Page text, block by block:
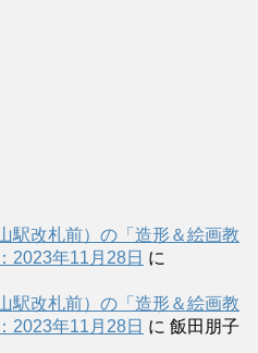
駅改札前）の「造形＆絵画教
2023年11月28日 に
駅改札前）の「造形＆絵画教
2023年11月28日 に 飯田朋子